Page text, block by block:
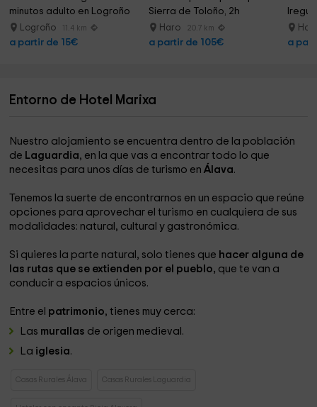
minutos adulto en Logroño
Logroño 11.4 km
a partir de 15€
Sierra de Toloño, 2h
Haro 20.7 km
a partir de 105€ a
Entorno de Hotel Marixa
Nuestro alojamiento se encuentra dentro de la población
de Laguardia, en la que vas a encontrar todo lo que
necesitas para unos días de turismo enÁlava.
Tenemos la suerte de encontrarnos en un espacio que reúne
opciones para aprovechar el turismo en cualquiera de sus
modalidades: natural, cultural y gastronómica.
Si quieres la parte natural, solo tienes que hacer alguna de
las rutas que se extienden por el pueblo, que te van a
conducir a espacios únicos.
Entre el patrimonio, tienes muy cerca:
Las murallas de origen medieval.
La iglesia.
Casas Rurales Álava Casas Rurales Laguardia